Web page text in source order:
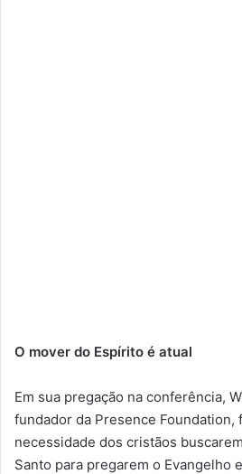
O mover do Espírito é atual
Em sua pregação na conferência,
fundador da Presence Foundation,
necessidade dos cristãos
Santo para pregarem o Evangelho